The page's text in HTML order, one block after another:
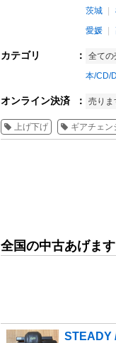
茨城
愛媛
カテゴリ ： 全ての
本/CD/
オンライン決済 ： 売りま
上げ下げ ギアチェン
全国の中古あげま
STEADY